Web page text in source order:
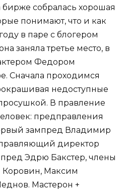
бирже собралась хорошая
понимают, что и как
в паре с блогером
заняла третье место, в
Федором
Сначала проходимся
недоступные
В правление
предправления
зампред Владимир
директор
Эдрю Бакстер, члены
Коровин, Максим
Мастерон +